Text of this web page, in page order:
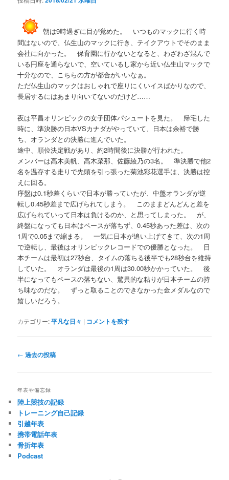
朝は9時過ぎに目が覚めた。 いつものマックに行く時
間はないので、仏生山のマックに行き、テイクアウトでそのまま
会社に向かった。 保育園に行かないとなると、わざわざ混んで
いる円座を通らないで、空いているし家から近い仏生山マックで
十分なので、こちらの方が都合がいいなぁ。
ただ仏生山のマックはおしゃれで座りにくいイスばかりなので、
長居するにはあまり向いてないのだけど……
夜は平昌オリンピックの女子団体パシュートを見た。 帰宅した
時に、準決勝の日本VSカナダがやっていて、日本は余裕で勝
ち、オランダとの決勝に進んでいた。
途中、順位決定戦があり、約2時間後に決勝が行われた。
メンバーは高木美帆、高木菜那、佐藤綾乃の3名。 準決勝で他2
名を温存する走りで先頭を引っ張った菊池彩花選手は、決勝は控
えに回る。
序盤は0.1秒差くらいで日本が勝っていたが、中盤オランダが逆
転し0.45秒差まで広げられてしまう。 このままどんどんと差を
広げられていって日本は負けるのか、と思ってしまった。 が、
終盤になっても日本はペースが落ちず、0.45秒あった差は、次の
1周で0.05まで縮まる。 一気に日本が追い上げてきて、次の1周
で逆転し、最後はオリンピックレコードでの優勝となった。 日
本チームは最初は27秒台、タイムの落ちる後半でも28秒台を維持
していた。 オランダは最後の1周は30.00秒かかっていた。 後
半になってもペースの落ちない、驚異的な粘りが日本チームの持
ち味なのだな。 ずっと取ることのできなかった金メダルなので
嬉しいだろう。
カテゴリー:平凡な日々 | コメントを残す
投
ナ
ビ
ゲ
ー
シ
ョ
ン
← 過去の投稿
年表や備忘録
陸上競技の記録
トレーニング自己記録
引越年表
携帯電話年表
骨折年表
Podcast